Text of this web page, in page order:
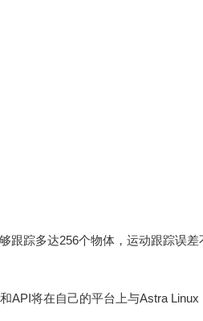
跟踪多达256个物体，运动跟踪误
API将在自己的平台上与Astra